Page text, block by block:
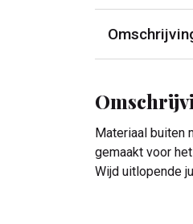
Materiaal buiten
gemaakt voor
Wijd uitlopende